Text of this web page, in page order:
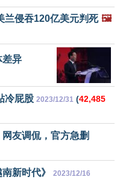
兰侵吞120亿美元判死 🖼️
差异
冷屁股 2023/12/31 (42,485
友调侃，官方急删
新时代》 2023/12/16